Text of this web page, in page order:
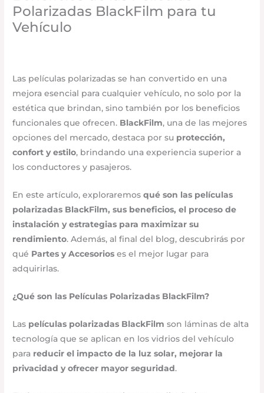
Polarizadas BlackFilm para tu
Vehículo
Las películas polarizadas se han convertido en una
mejora esencial para cualquier vehículo, no solo por la
estética que brindan, sino también por los beneficios
funcionales que ofrecen. BlackFilm, una de las mejores
opciones del mercado, destaca por su protección,
confort y estilo, brindando una experiencia superior a
los conductores y pasajeros.
En este artículo, exploraremosqué son las películas
polarizadas BlackFilm, sus beneficios, el proceso de
instalación y estrategias para maximizar su
rendimiento. Además, al final del blog, descubrirás por
qué Partes y Accesorios es el mejor lugar para
adquirirlas.
¿Qué son las Películas Polarizadas BlackFilm?
Las películas polarizadas BlackFilm son láminas de alta
tecnología que se aplican en los vidrios del vehículo
para reducir el impacto de la luz solar, mejorar la
privacidad y ofrecer mayor seguridad.